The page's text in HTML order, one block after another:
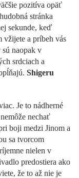
pozitíva opäť
stránka
sekunde, keď
vžijete a príbeh vás
sú naopak v
srdciach a
Shigeru
Je to nádherné
nechať
boji medzi Jinom a
sa tvorcom
nielen v
predostiera ako
že to až nie je